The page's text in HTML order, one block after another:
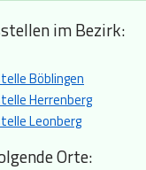
im Bezirk:
Böblingen
Herrenberg
Leonberg
Orte: